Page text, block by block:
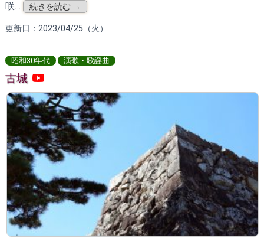
咲…
続きを読む →
更新日：2023/04/25（火）
昭和30年代 演歌・歌謡曲
古城